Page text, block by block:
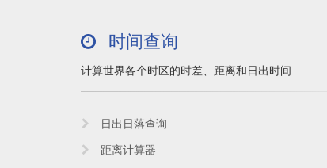
时间查询
计算世界各个时区的时差、距离和日出时间
日出日落查询
距离计算器